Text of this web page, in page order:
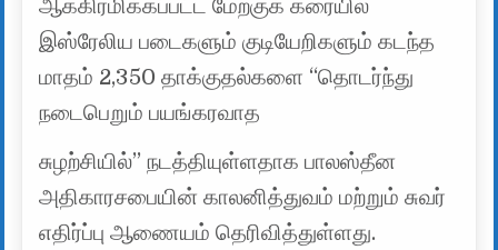
ஆக்கிரமிக்கப்பட்ட மேற்குக் கரையில்
இஸ்ரேலிய படைகளும் குடியேறிகளும் கடந்த
மாதம் 2,350 தாக்குதல்களை “தொடர்ந்து
நடைபெறும் பயங்கரவாத
சுழற்சியில்” நடத்தியுள்ளதாக பாலஸ்தீன
அதிகாரசபையின் காலனித்துவம் மற்றும் சுவர்
எதிர்ப்பு ஆணையம் தெரிவித்துள்ளது.